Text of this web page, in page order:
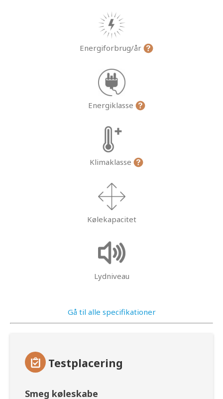
Energiforbrug/år
Energiklasse
Klimaklasse
Kølekapacitet
Lydniveau
Gå til alle specifikationer
Testplacering
Smeg køleskabe